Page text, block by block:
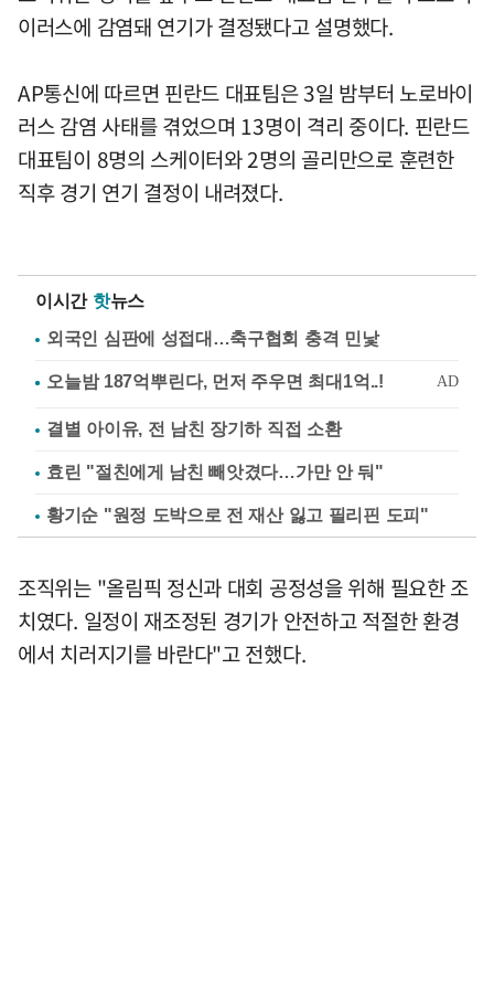
이러스에 감염돼 연기가 결정됐다고 설명했다.
AP통신에 따르면 핀란드 대표팀은 3일 밤부터 노로바이
러스 감염 사태를 겪었으며 13명이 격리 중이다. 핀란드
대표팀이 8명의 스케이터와 2명의 골리만으로 훈련한
직후 경기 연기 결정이 내려졌다.
이시간 핫뉴스
외국인 심판에 성접대…축구협회 충격 민낯
결별 아이유, 전 남친 장기하 직접 소환
효린 "절친에게 남친 빼앗겼다…가만 안 둬"
황기순 "원정 도박으로 전 재산 잃고 필리핀 도피"
조직위는 "올림픽 정신과 대회 공정성을 위해 필요한 조
치였다. 일정이 재조정된 경기가 안전하고 적절한 환경
에서 치러지기를 바란다"고 전했다.